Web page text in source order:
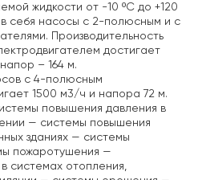
жидкости от -10 ºС до +120
себя насосы с 2-полюсным и с
Производительность
достигает
– 164 м.
с 4-полюсным
1500 м3/ч и напора 72 м.
повышения давления в
— системы повышения
зданиях — системы
пожаротушения —
системах отопления,